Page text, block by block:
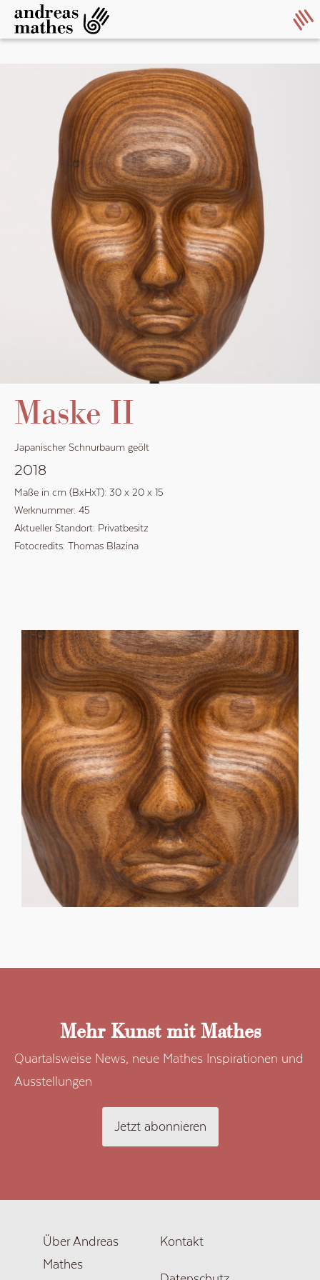
Maske II
Japanischer Schnurbaum geölt
2018
Maße in cm (BxHxT): 30 x 20 x 15
Werknummer: 45
Aktueller Standort: Privatbesitz
Fotocredits: Thomas Blazina
Mehr Kunst mit Mathes
Quartalsweise News, neue Mathes Inspirationen und
Ausstellungen
Jetzt abonnieren
Über Andreas
Mathes
Kontakt